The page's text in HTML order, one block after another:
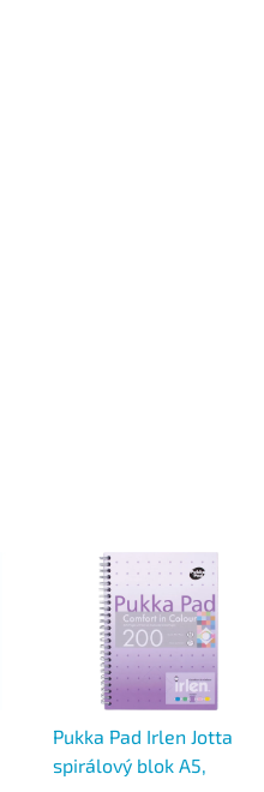
Pukka Pad Irlen Jotta
spirálový blok A5,